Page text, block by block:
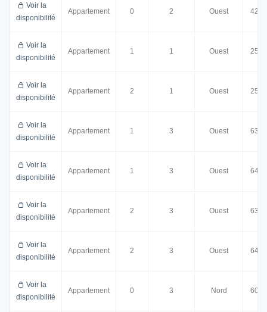
Voir la
disponibilité
Appartement 0 2 Ouest 42.0
Voir la
disponibilité
Appartement 1 1 Ouest 25.5
Voir la
disponibilité
Appartement 2 1 Ouest 25.5
Voir la
disponibilité
Appartement 1 3 Ouest 63.5
Voir la
disponibilité
Appartement 1 3 Ouest 64.5
Voir la
disponibilité
Appartement 2 3 Ouest 63.5
Voir la
disponibilité
Appartement 2 3 Ouest 64.5
Voir la
disponibilité
Appartement 0 3 Nord 60.5